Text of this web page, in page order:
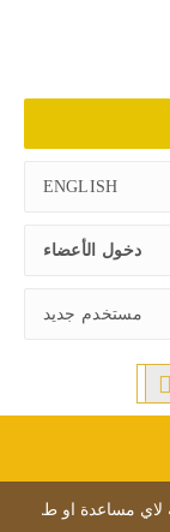
ENGLISH
دخول الأعضاء
مستخدم جديد
او طلبات